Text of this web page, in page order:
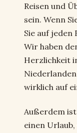
Reisen und
sein. Wenn
Sie auf jeden
Wir haben
Herzlichkeit
wirklich auf
Außerdem
einen